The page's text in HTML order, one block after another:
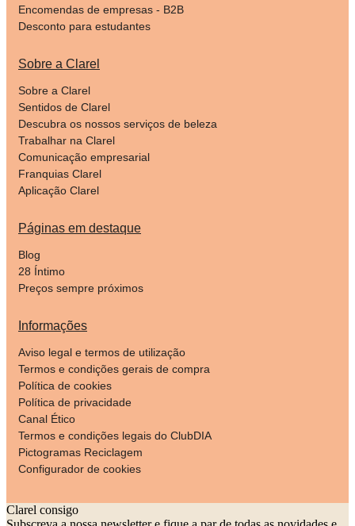
Encomendas de empresas - B2B
Desconto para estudantes
Sobre a Clarel
Sobre a Clarel
Sentidos de Clarel
Descubra os nossos serviços de beleza
Trabalhar na Clarel
Comunicação empresarial
Franquias Clarel
Aplicação Clarel
Páginas em destaque
Blog
28 Íntimo
Preços sempre próximos
Informações
Aviso legal e termos de utilização
Termos e condições gerais de compra
Política de cookies
Política de privacidade
Canal Ético
Termos e condições legais do ClubDIA
Pictogramas Reciclagem
Configurador de cookies
Clarel consigo